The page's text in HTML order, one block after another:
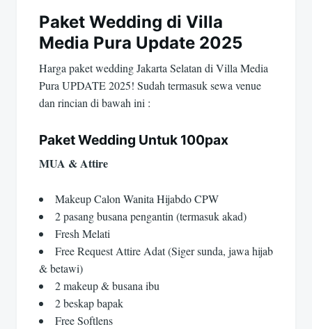
Paket Wedding di Villa
Media Pura Update 2025
Harga paket wedding Jakarta Selatan di Villa Media
Pura UPDATE 2025! Sudah termasuk sewa venue
dan rincian di bawah ini :
Paket Wedding Untuk 100pax
MUA & Attire
Makeup Calon Wanita Hijabdo CPW
2 pasang busana pengantin (termasuk akad)
Fresh Melati
Free Request Attire Adat (Siger sunda, jawa hijab
& betawi)
2 makeup & busana ibu
2 beskap bapak
Free Softlens